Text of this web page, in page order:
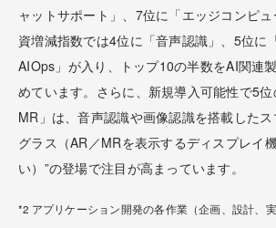
ャットサポート」、7位に「エッジコンピ
資増減指数では4位に「音声認識」、5位に
AIOps」が入り、トップ10の半数をAI関連
めています。さらに、新規導入可能性で5
MR」は、音声認識や画像認識を搭載した
グラス（AR／MRを表示するディスプレイ
い）”の登場で注目が高まっています。
*2 アプリケーション開発の各作業（企画、設計、